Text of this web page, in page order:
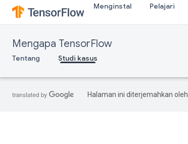
Menginstal Pelajari
Mengapa TensorFlow
Tentang Studi kasus
Halaman ini diterjemahkan oleh